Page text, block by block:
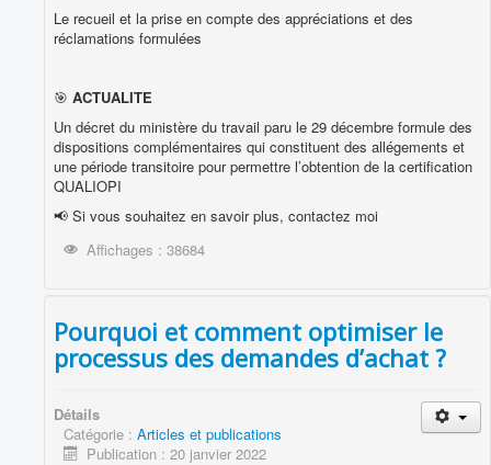
Le recueil et la prise en compte des appréciations et des
réclamations formulées
🎯 ACTUALITE
Un décret du ministère du travail paru le 29 décembre formule des
dispositions complémentaires qui constituent des allégements et
une période transitoire pour permettre l’obtention de la certification
QUALIOPI
📢 Si vous souhaitez en savoir plus, contactez moi
Affichages : 38684
Pourquoi et comment optimiser le
processus des demandes d’achat ?
Détails
Catégorie : Articles et publications
Publication : 20 janvier 2022